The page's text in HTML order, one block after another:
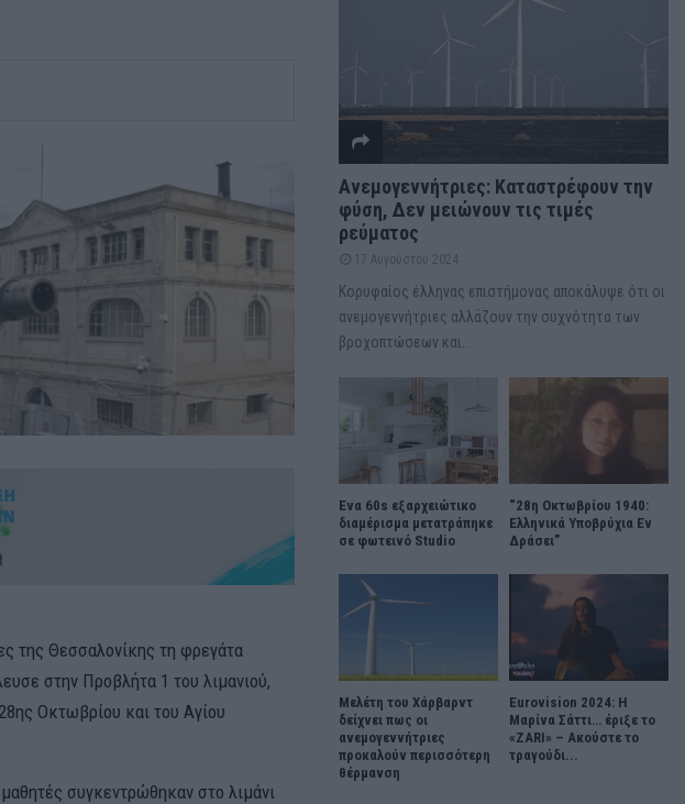
της Θεσσαλονίκης τη φρεγάτα
στην Προβλήτα 1 του λιμανιού,
Οκτωβρίου και του Αγίου
συγκεντρώθηκαν στο λιμάνι
Ανεμογεννήτριες: Καταστρέφουν την
φύση, Δεν μειώνουν τις τιμές
ρεύματος
17 Αυγούστου 2024
Κορυφαίος έλληνας επιστήμονας αποκάλυψε ότι οι
ανεμογεννήτριες αλλάζουν την συχνότητα των
βροχοπτώσεων και...
Ένα 60s εξαρχειώτικο
διαμέρισμα μετατράπηκε
σε φωτεινό Studio
“28η Οκτωβρίου 1940:
Ελληνικά Υποβρύχια Εν
Δράσει”
Μελέτη του Χάρβαρντ
δείχνει πως οι
ανεμογεννήτριες
προκαλούν περισσότερη
θέρμανση
Eurovision 2024: Η
Μαρίνα Σάττι… έριξε το
«ZARI» – Ακούστε το
τραγούδι...